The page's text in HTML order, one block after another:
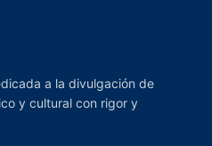
a la divulgación de
y cultural con rigor y